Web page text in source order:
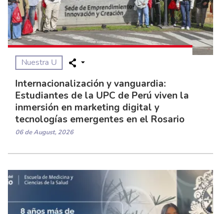
Nuestra U
Internacionalización y vanguardia:
Estudiantes de la UPC de Perú viven la
inmersión en marketing digital y
tecnologías emergentes en el Rosario
06 de August, 2026